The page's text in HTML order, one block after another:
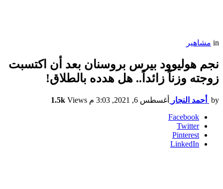
in مشاهير
نجم هوليوود بيرس بروسنان بعد أن اكتسبت
زوجته وزناً زائداً.. هل هدده بالطلاق!
by أحمد النجار أغسطس 6, 2021, 3:03 م 1.5k Views
Facebook
Twitter
Pinterest
LinkedIn